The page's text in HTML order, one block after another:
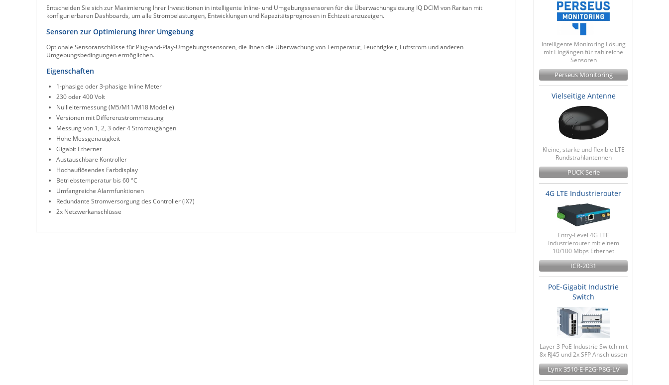
Entscheiden Sie sich zur Maximierung Ihrer Investitionen in intelligente Inline- und Umgebungssensoren für die Überwachungslösung IQ DCIM von Raritan mit
konfigurierbaren Dashboards, um alle Strombelastungen, Entwicklungen und Kapazitätsprognosen in Echtzeit anzuzeigen.
Sensoren zur Optimierung Ihrer Umgebung
Optionale Sensoranschlüsse für Plug-and-Play-Umgebungssensoren, die Ihnen die Überwachung von Temperatur, Feuchtigkeit, Luftstrom und anderen
Umgebungsbedingungen ermöglichen.
Eigenschaften
1-phasige oder 3-phasige Inline Meter
230 oder 400 Volt
Nullleitermessung (M5/M11/M18 Modelle)
Versionen mit Differenzstrommessung
Messung von 1, 2, 3 oder 4 Stromzugängen
Hohe Messgenauigkeit
Gigabit Ethernet
Austauschbare Kontroller
Hochauflösendes Farbdisplay
Betriebstemperatur bis 60 °C
Umfangreiche Alarmfunktionen
Redundante Stromversorgung des Controller (iX7)
2x Netzwerkanschlüsse
Intelligente Monitoring Lösung
mit Eingängen für zahlreiche
Sensoren
Perseus Monitoring
Vielseitige Antenne
Kleine, starke und flexible LTE
Rundstrahlantennen
PUCK Serie
4G LTE Industrierouter
Entry-Level 4G LTE
Industrierouter mit einem
10/100 Mbps Ethernet
ICR-2031
PoE-Gigabit Industrie
Switch
Layer 3 PoE Industrie Switch mit
8x RJ45 und 2x SFP Anschlüssen
Lynx 3510-E-F2G-P8G-LV